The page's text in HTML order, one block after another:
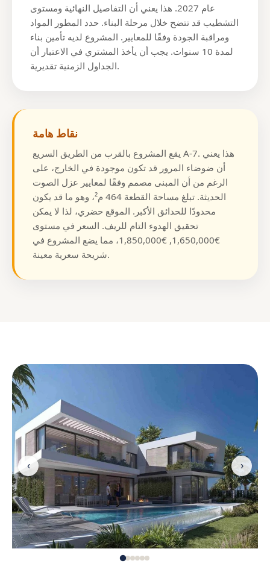
عام 2027. هذا يعني أن التفاصيل النهائية ومستوى
التشطيب قد تتضح خلال مرحلة البناء. حدد المطور المواد
ومراقبة الجودة وفقًا للمعايير. المشروع لديه تأمين بناء
لمدة 10 سنوات. يجب أن يأخذ المشتري في الاعتبار أن
الجداول الزمنية تقديرية.
نقاط هامة
يقع المشروع بالقرب من الطريق السريع A-7. هذا يعني
أن ضوضاء المرور قد تكون موجودة في الخارج، على
الرغم من أن المبنى مصمم وفقًا لمعايير عزل الصوت
الحديثة. تبلغ مساحة القطعة 464 م²، وهو ما قد يكون
محدودًا للحدائق الأكبر. الموقع حضري، لذا لا يمكن
تحقيق الهدوء التام للريف. السعر في مستوى
€1,650,000, €1,850,000، مما يضع المشروع في
شريحة سعرية معينة.
‹ ›